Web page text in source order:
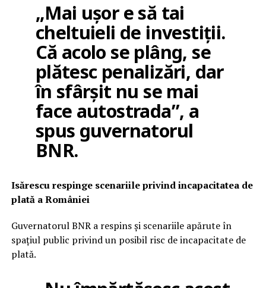
„Mai ușor e să tai
cheltuieli de investiții.
Că acolo se plâng, se
plătesc penalizări, dar
în sfârșit nu se mai
face autostrada”, a
spus guvernatorul
BNR.
Isărescu respinge scenariile privind incapacitatea de
plată a României
Guvernatorul BNR a respins și scenariile apărute în
spațiul public privind un posibil risc de incapacitate de
plată.